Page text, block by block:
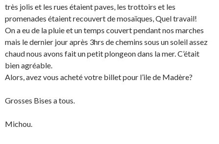
très jolis et les rues étaient paves, les trottoirs et les
promenades étaient recouvert de mosaïques, Quel travail!
On a eu de la pluie et un temps couvert pendant nos marches
mais le dernier jour après 3hrs de chemins sous un soleil assez
chaud nous avons fait un petit plongeon dans la mer. C’était
bien agréable.
Alors, avez vous acheté votre billet pour l’ile de Madère?
Grosses Bises a tous.
Michou.